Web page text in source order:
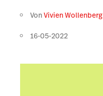
VonVivien Wollenberg
16-05-2022